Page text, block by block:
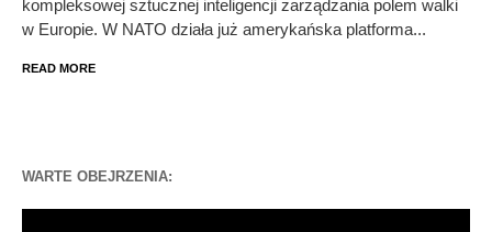
kompleksowej sztucznej inteligencji zarządzania polem walki
w Europie. W NATO działa już amerykańska platforma...
READ MORE
WARTE OBEJRZENIA: